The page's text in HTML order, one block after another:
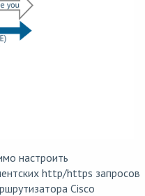
настроить
http/https запросов
Cisco